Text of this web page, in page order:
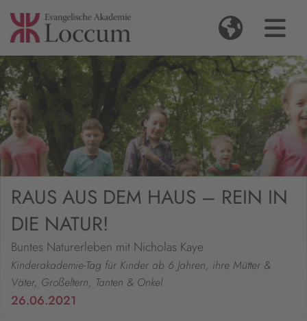
RAUS AUS DEM HAUS – REIN IN
DIE NATUR!
Buntes Naturerleben mit Nicholas Kaye
Kinderakademie-Tag für Kinder ab 6 Jahren, ihre Mütter &
Väter, Großeltern, Tanten & Onkel
26.06.2021